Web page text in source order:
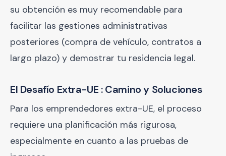
su obtención es muy recomendable para
facilitar las gestiones administrativas
posteriores (compra de vehículo, contratos a
largo plazo) y demostrar tu residencia legal.
El Desafío Extra-UE : Camino y Soluciones
Para los emprendedores extra-UE, el proceso
requiere una planificación más rigurosa,
especialmente en cuanto a las pruebas de